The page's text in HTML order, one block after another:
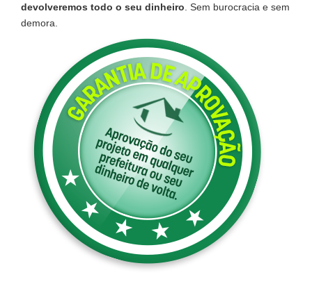
devolveremos todo o seu dinheiro . Sem burocracia e sem
demora.